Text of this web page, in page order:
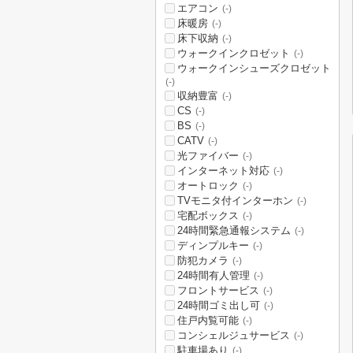
エアコン (-)
床暖房 (-)
床下収納 (-)
ウォークインクロゼット (-)
ウォークインシューズクロゼット
(-)
収納豊富 (-)
CS (-)
BS (-)
CATV (-)
光ファイバー (-)
インターネット対応 (-)
オートロック (-)
TVモニタ付インターホン (-)
宅配ボックス (-)
24時間緊急通報システム (-)
ディンプルキー (-)
防犯カメラ (-)
24時間有人管理 (-)
フロントサービス (-)
24時間ゴミ出し可 (-)
住戸内覧可能 (-)
コンシェルジュサービス (-)
駐車場あり (-)